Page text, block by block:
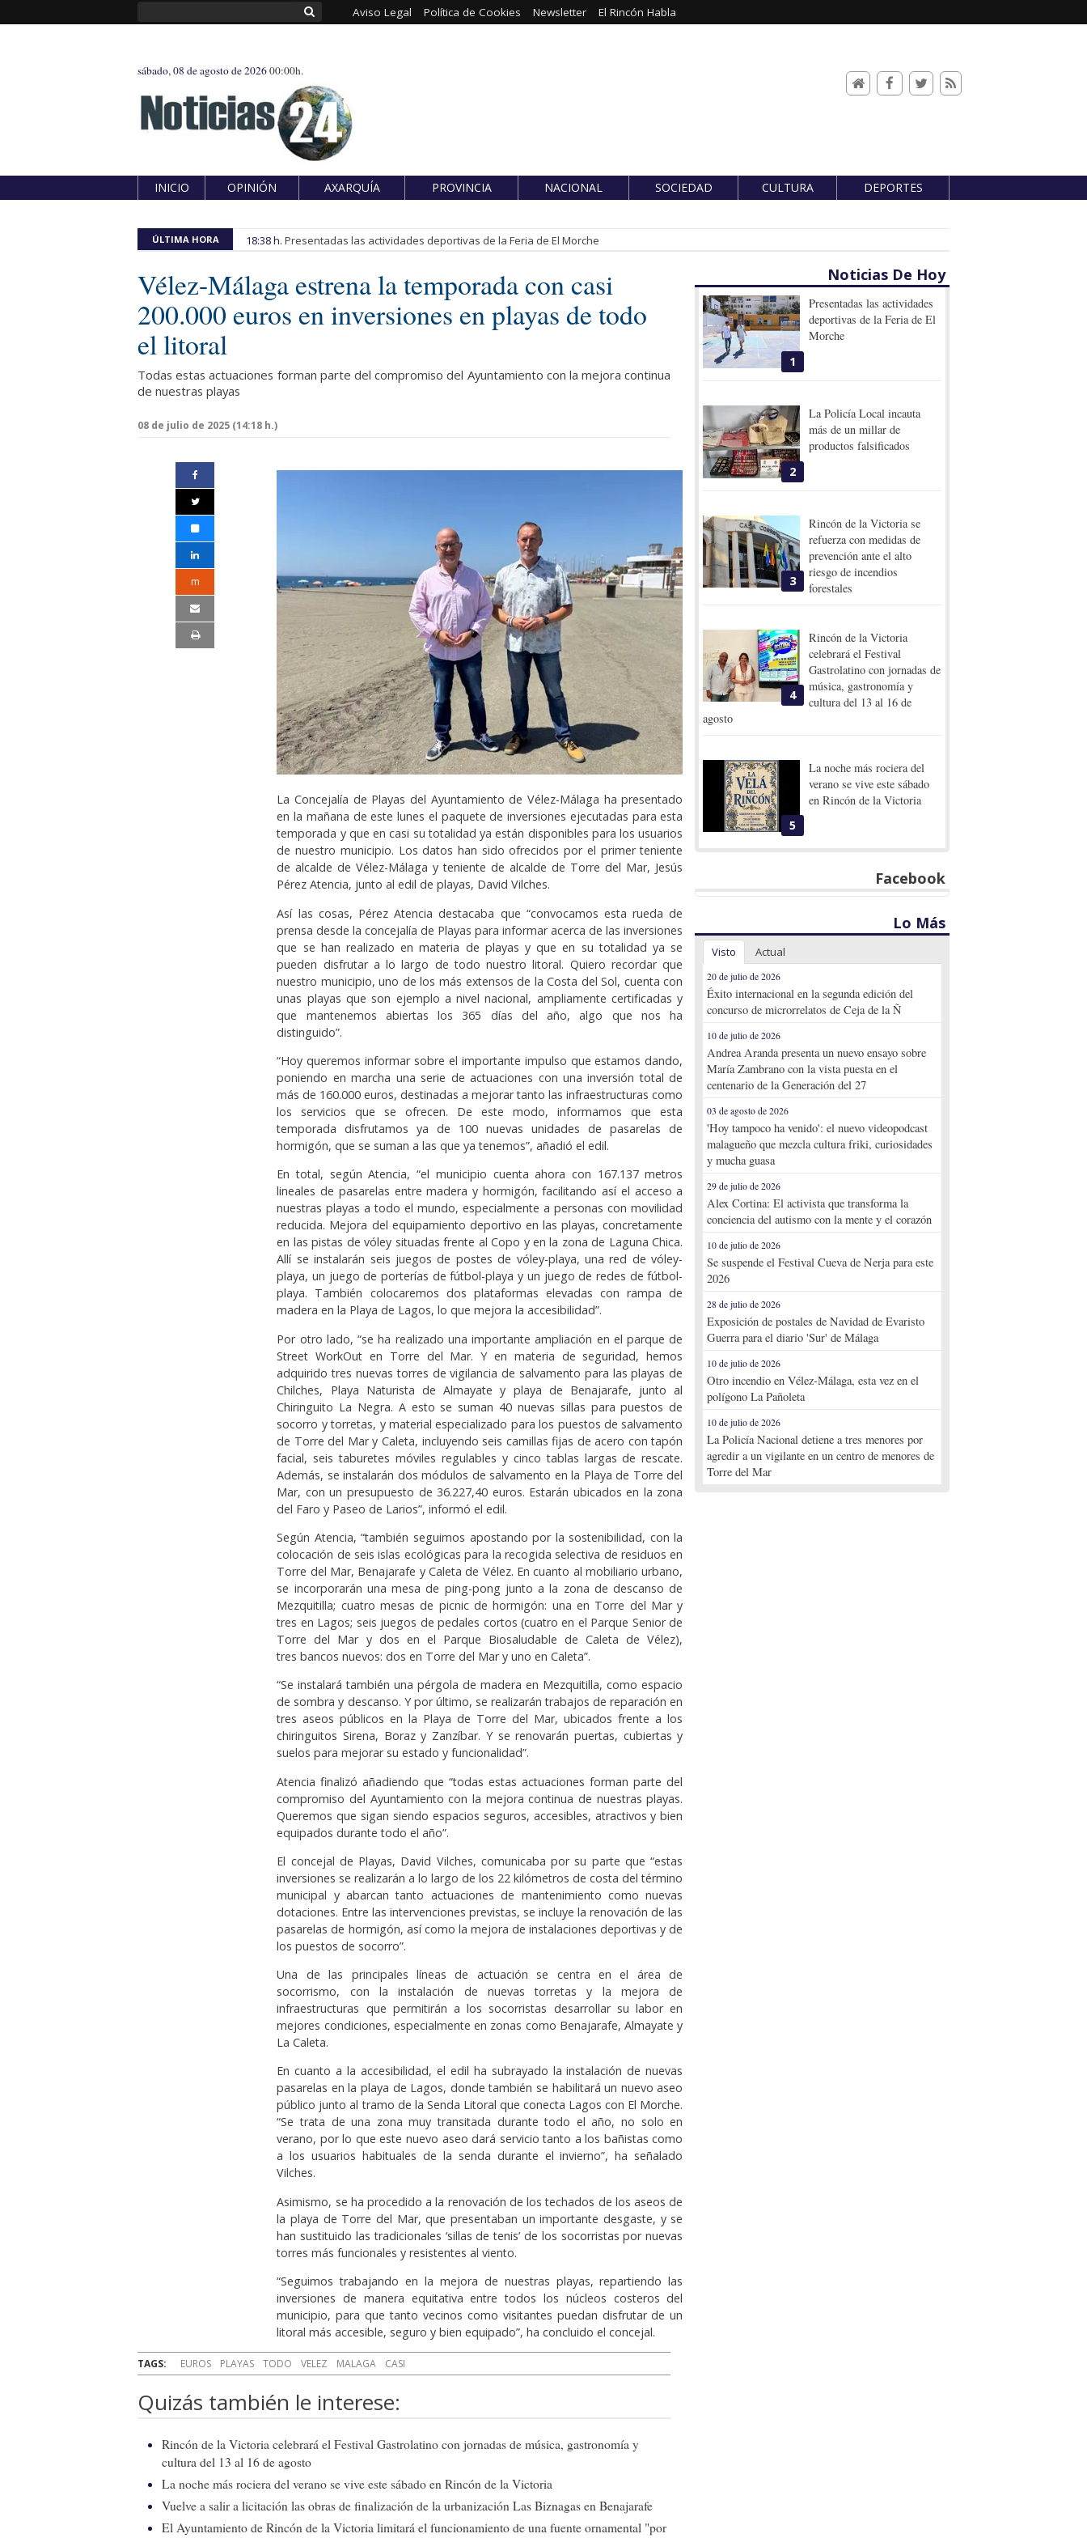
Aviso Legal Política de Cookies Newsletter El Rincón Habla
sábado, 08 de agosto de 202600:00h.
INICIO OPINIÓN AXARQUÍA PROVINCIA NACIONAL SOCIEDAD CULTURA DEPORTES
ÚLTIMA HORA 18:38 h. Presentadas las actividades deportivas de la Feria de El Morche
Vélez-Málaga estrena la temporada con casi
200.000 euros en inversiones en playas de todo
el litoral
Todas estas actuaciones forman parte del compromiso del Ayuntamiento con la mejora continua
de nuestras playas
08 de julio de 2025 (14:18 h.)
m
La Concejalía de Playas del Ayuntamiento de Vélez-Málaga ha presentado
en la mañana de este lunes el paquete de inversiones ejecutadas para esta
temporada y que en casi su totalidad ya están disponibles para los usuarios
de nuestro municipio. Los datos han sido ofrecidos por el primer teniente
de alcalde de Vélez-Málaga y teniente de alcalde de Torre del Mar, Jesús
Pérez Atencia, junto al edil de playas, David Vilches.
Así las cosas, Pérez Atencia destacaba que “convocamos esta rueda de
prensa desde la concejalía de Playas para informar acerca de las inversiones
que se han realizado en materia de playas y que en su totalidad ya se
pueden disfrutar a lo largo de todo nuestro litoral. Quiero recordar que
nuestro municipio, uno de los más extensos de la Costa del Sol, cuenta con
unas playas que son ejemplo a nivel nacional, ampliamente certificadas y
que mantenemos abiertas los 365 días del año, algo que nos ha
distinguido”.
“Hoy queremos informar sobre el importante impulso que estamos dando,
poniendo en marcha una serie de actuaciones con una inversión total de
más de 160.000 euros, destinadas a mejorar tanto las infraestructuras como
los servicios que se ofrecen. De este modo, informamos que esta
temporada disfrutamos ya de 100 nuevas unidades de pasarelas de
hormigón, que se suman a las que ya tenemos”, añadió el edil.
En total, según Atencia, “el municipio cuenta ahora con 167.137 metros
lineales de pasarelas entre madera y hormigón, facilitando así el acceso a
nuestras playas a todo el mundo, especialmente a personas con movilidad
reducida. Mejora del equipamiento deportivo en las playas, concretamente
en las pistas de vóley situadas frente al Copo y en la zona de Laguna Chica.
Allí se instalarán seis juegos de postes de vóley-playa, una red de vóley-
playa, un juego de porterías de fútbol-playa y un juego de redes de fútbol-
playa. También colocaremos dos plataformas elevadas con rampa de
madera en la Playa de Lagos, lo que mejora la accesibilidad”.
Por otro lado, “se ha realizado una importante ampliación en el parque de
Street WorkOut en Torre del Mar. Y en materia de seguridad, hemos
adquirido tres nuevas torres de vigilancia de salvamento para las playas de
Chilches, Playa Naturista de Almayate y playa de Benajarafe, junto al
Chiringuito La Negra. A esto se suman 40 nuevas sillas para puestos de
socorro y torretas, y material especializado para los puestos de salvamento
de Torre del Mar y Caleta, incluyendo seis camillas fijas de acero con tapón
facial, seis taburetes móviles regulables y cinco tablas largas de rescate.
Además, se instalarán dos módulos de salvamento en la Playa de Torre del
Mar, con un presupuesto de 36.227,40 euros. Estarán ubicados en la zona
del Faro y Paseo de Larios”, informó el edil.
Según Atencia, “también seguimos apostando por la sostenibilidad, con la
colocación de seis islas ecológicas para la recogida selectiva de residuos en
Torre del Mar, Benajarafe y Caleta de Vélez. En cuanto al mobiliario urbano,
se incorporarán una mesa de ping-pong junto a la zona de descanso de
Mezquitilla; cuatro mesas de picnic de hormigón: una en Torre del Mar y
tres en Lagos; seis juegos de pedales cortos (cuatro en el Parque Senior de
Torre del Mar y dos en el Parque Biosaludable de Caleta de Vélez),
tres bancos nuevos: dos en Torre del Mar y uno en Caleta”.
“Se instalará también una pérgola de madera en Mezquitilla, como espacio
de sombra y descanso. Y por último, se realizarán trabajos de reparación en
tres aseos públicos en la Playa de Torre del Mar, ubicados frente a los
chiringuitos Sirena, Boraz y Zanzíbar. Y se renovarán puertas, cubiertas y
suelos para mejorar su estado y funcionalidad”.
Atencia finalizó añadiendo que “todas estas actuaciones forman parte del
compromiso del Ayuntamiento con la mejora continua de nuestras playas.
Queremos que sigan siendo espacios seguros, accesibles, atractivos y bien
equipados durante todo el año”.
El concejal de Playas, David Vilches, comunicaba por su parte que “estas
inversiones se realizarán a lo largo de los 22 kilómetros de costa del término
municipal y abarcan tanto actuaciones de mantenimiento como nuevas
dotaciones. Entre las intervenciones previstas, se incluye la renovación de las
pasarelas de hormigón, así como la mejora de instalaciones deportivas y de
los puestos de socorro”.
Una de las principales líneas de actuación se centra en el área de
socorrismo, con la instalación de nuevas torretas y la mejora de
infraestructuras que permitirán a los socorristas desarrollar su labor en
mejores condiciones, especialmente en zonas como Benajarafe, Almayate y
La Caleta.
En cuanto a la accesibilidad, el edil ha subrayado la instalación de nuevas
pasarelas en la playa de Lagos, donde también se habilitará un nuevo aseo
público junto al tramo de la Senda Litoral que conecta Lagos con El Morche.
“Se trata de una zona muy transitada durante todo el año, no solo en
verano, por lo que este nuevo aseo dará servicio tanto a los bañistas como
a los usuarios habituales de la senda durante el invierno”, ha señalado
Vilches.
Asimismo, se ha procedido a la renovación de los techados de los aseos de
la playa de Torre del Mar, que presentaban un importante desgaste, y se
han sustituido las tradicionales ‘sillas de tenis’ de los socorristas por nuevas
torres más funcionales y resistentes al viento.
“Seguimos trabajando en la mejora de nuestras playas, repartiendo las
inversiones de manera equitativa entre todos los núcleos costeros del
municipio, para que tanto vecinos como visitantes puedan disfrutar de un
litoral más accesible, seguro y bien equipado”, ha concluido el concejal.
TAGS: EUROS PLAYAS TODO VELEZ MALAGA CASI
Quizás también le interese:
Rincón de la Victoria celebrará el Festival Gastrolatino con jornadas de música, gastronomía y
cultura del 13 al 16 de agosto
La noche más rociera del verano se vive este sábado en Rincón de la Victoria
Vuelve a salir a licitación las obras de finalización de la urbanización Las Biznagas en Benajarafe
El Ayuntamiento de Rincón de la Victoria limitará el funcionamiento de una fuente ornamental "por
Noticias De Hoy
1
Presentadas las actividades
deportivas de la Feria de El
Morche
2
La Policía Local incauta
más de un millar de
productos falsificados
3
Rincón de la Victoria se
refuerza con medidas de
prevención ante el alto
riesgo de incendios
forestales
4
Rincón de la Victoria
celebrará el Festival
Gastrolatino con jornadas de
música, gastronomía y
cultura del 13 al 16 de
agosto
5
La noche más rociera del
verano se vive este sábado
en Rincón de la Victoria
Facebook
Lo Más
Visto Actual
20 de julio de 2026
Éxito internacional en la segunda edición del
concurso de microrrelatos de Ceja de la Ñ
10 de julio de 2026
Andrea Aranda presenta un nuevo ensayo sobre
María Zambrano con la vista puesta en el
centenario de la Generación del 27
03 de agosto de 2026
'Hoy tampoco ha venido': el nuevo videopodcast
malagueño que mezcla cultura friki, curiosidades
y mucha guasa
29 de julio de 2026
Alex Cortina: El activista que transforma la
conciencia del autismo con la mente y el corazón
10 de julio de 2026
Se suspende el Festival Cueva de Nerja para este
2026
28 de julio de 2026
Exposición de postales de Navidad de Evaristo
Guerra para el diario 'Sur' de Málaga
10 de julio de 2026
Otro incendio en Vélez-Málaga, esta vez en el
polígono La Pañoleta
10 de julio de 2026
La Policía Nacional detiene a tres menores por
agredir a un vigilante en un centro de menores de
Torre del Mar